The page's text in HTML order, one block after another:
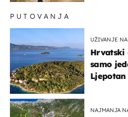
PUTOVANJA
UŽIVANJE
Hrvatski
samo
NAJMANJA